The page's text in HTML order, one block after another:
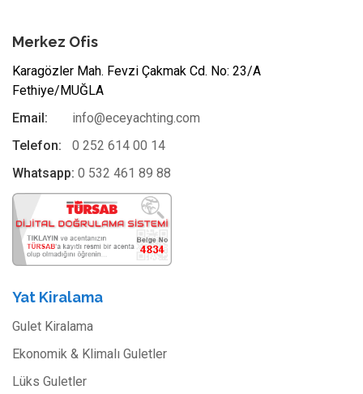
Merkez Ofis
Karagözler Mah. Fevzi Çakmak Cd. No: 23/A
Fethiye/MUĞLA
Email:
info@eceyachting.com
Telefon:
0 252 614 00 14
Whatsapp: 0 532 461 89 88
Yat Kiralama
Gulet Kiralama
Ekonomik & Klimalı Guletler
Lüks Guletler